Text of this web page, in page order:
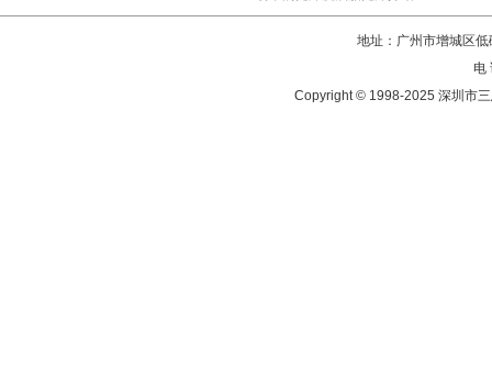
地址：广州市增城区
电
Copyright © 1998-2025 深圳市